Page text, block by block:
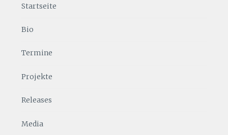
Startseite
Bio
Termine
Projekte
Releases
Media